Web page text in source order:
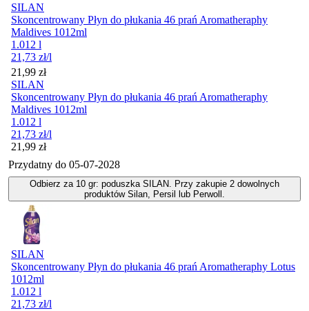
SILAN
Skoncentrowany Płyn do płukania 46 prań Aromatheraphy
Maldives 1012ml
1.012 l
21,73 zł/l
Cena
21,99 zł
SILAN
Skoncentrowany Płyn do płukania 46 prań Aromatheraphy
Maldives 1012ml
1.012 l
21,73 zł/l
Cena
21,99 zł
Przydatny do 05-07-2028
Odbierz za 10 gr: poduszka SILAN. Przy zakupie 2 dowolnych
produktów Silan, Persil lub Perwoll.
SILAN
Skoncentrowany Płyn do płukania 46 prań Aromatheraphy Lotus
1012ml
1.012 l
21,73 zł/l